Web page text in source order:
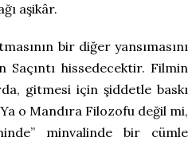
aşikâr.
bir diğer yansımasını
Saçıntı hissedecektir. Filmin
gitmesi için şiddetle baskı
o Mandıra Filozofu değil mi,
minvalinde bir cümle